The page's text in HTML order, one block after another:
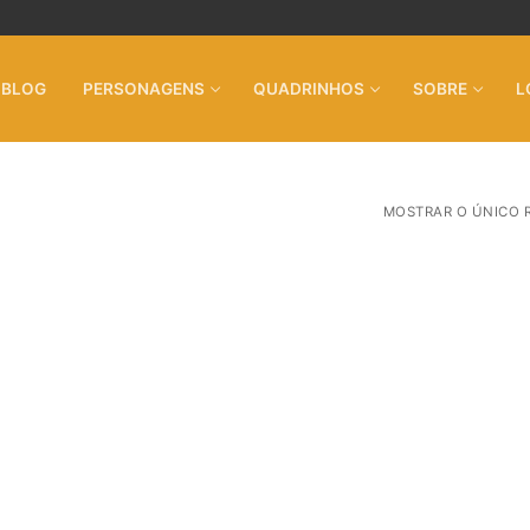
BLOG PERSONAGENS QUADRINHOS SOBRE
MOSTRAR O ÚNICO